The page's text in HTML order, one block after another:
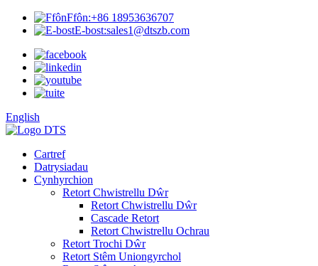
Ffôn:+86 18953636707
E-bost:sales1@dtszb.com
English
Cartref
Datrysiadau
Cynhyrchion
Retort Chwistrellu Dŵr
Retort Chwistrellu Dŵr
Cascade Retort
Retort Chwistrellu Ochrau
Retort Trochi Dŵr
Retort Stêm Uniongyrchol